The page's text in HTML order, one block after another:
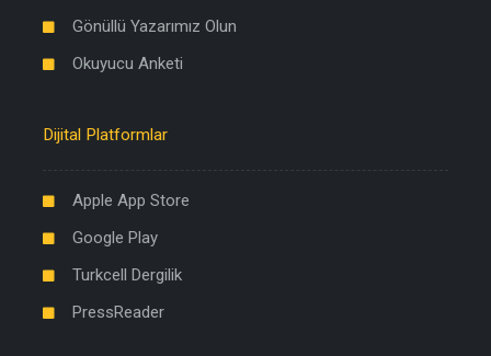
Gönüllü Yazarımız Olun
Okuyucu Anketi
Dijital Platformlar
Apple App Store
Google Play
Turkcell Dergilik
PressReader